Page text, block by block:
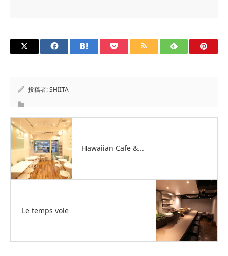
投稿者:SHIITA
Hawaiian Cafe &...
Le temps vole